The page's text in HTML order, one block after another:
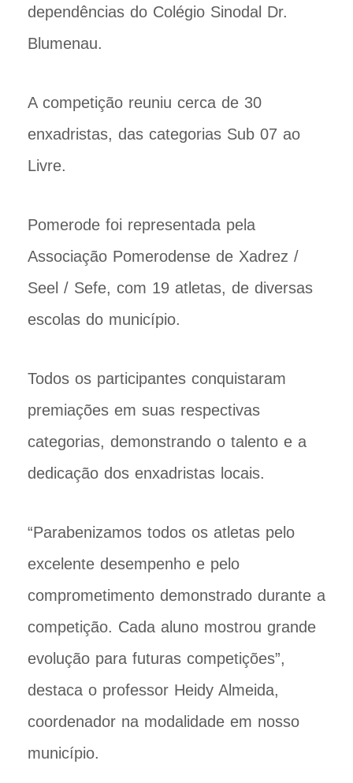
dependências do Colégio Sinodal Dr.
Blumenau.
A competição reuniu cerca de 30
enxadristas, das categorias Sub 07 ao
Livre.
Pomerode foi representada pela
Associação Pomerodense de Xadrez /
Seel / Sefe, com 19 atletas, de diversas
escolas do município.
Todos os participantes conquistaram
premiações em suas respectivas
categorias, demonstrando o talento e a
dedicação dos enxadristas locais.
“Parabenizamos todos os atletas pelo
excelente desempenho e pelo
comprometimento demonstrado durante a
competição. Cada aluno mostrou grande
evolução para futuras competições”,
destaca o professor Heidy Almeida,
coordenador na modalidade em nosso
município.